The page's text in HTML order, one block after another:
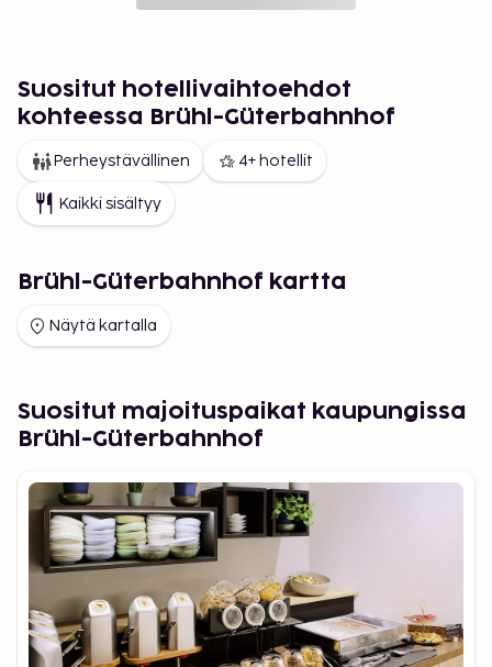
Suositut hotellivaihtoehdot
kohteessa Brühl-Güterbahnhof
Perheystävällinen 4+ hotellit
Kaikki sisältyy
Brühl-Güterbahnhof kartta
Näytä kartalla
Suositut majoituspaikat kaupungissa
Brühl-Güterbahnhof